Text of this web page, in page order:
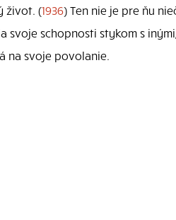
život. (1936) Ten nie je pre ňu
schopnosti stykom s
na svoje povolanie.